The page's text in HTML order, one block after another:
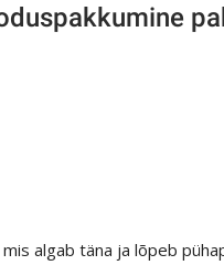
mis algab täna ja lõpeb